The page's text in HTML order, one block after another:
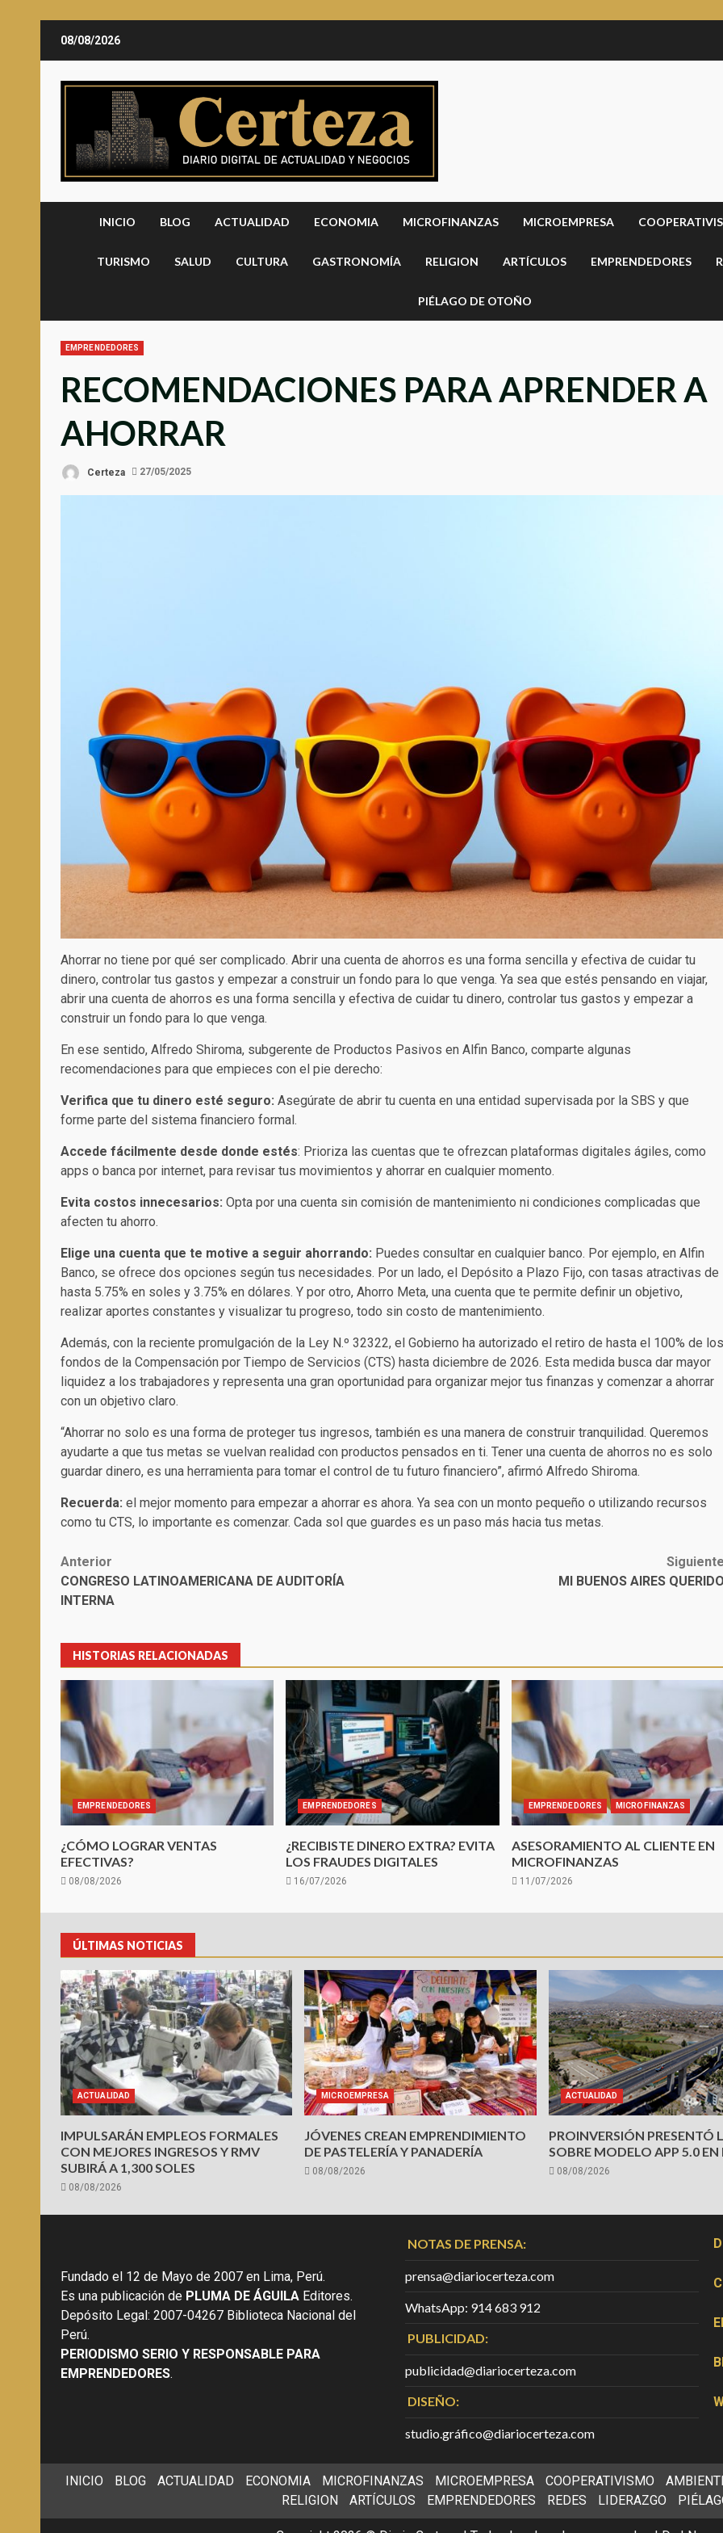
08/08/2026
INICIO BLOG ACTUALIDAD ECONOMIA MICROFINANZAS MICROEMPRESA
TURISMO SALUD CULTURA GASTRONOMÍA RELIGION ARTÍCULOS EMPRENDEDORES
PIÉLAGO DE OTOÑO
EMPRENDEDORES
RECOMENDACIONES PARA APRENDER A
AHORRAR
Certeza 27/05/2025
Ahorrar no tiene por qué ser complicado. Abrir una cuenta de ahorros es una forma sencilla y efectiva de cuidar tu
dinero, controlar tus gastos y empezar a construir un fondo para lo que venga. Ya sea que estés pensando en viajar,
abrir una cuenta de ahorros es una forma sencilla y efectiva de cuidar tu dinero, controlar tus gastos y empezar a
construir un fondo para lo que venga.
En ese sentido, Alfredo Shiroma, subgerente de Productos Pasivos en Alfin Banco, comparte algunas
recomendaciones para que empieces con el pie derecho:
Verifica que tu dinero esté seguro: Asegúrate de abrir tu cuenta en una entidad supervisada por la SBS y que
forme parte del sistema financiero formal.
Accede fácilmente desde donde estés: Prioriza las cuentas que te ofrezcan plataformas digitales ágiles, como
apps o banca por internet, para revisar tus movimientos y ahorrar en cualquier momento.
Evita costos innecesarios: Opta por una cuenta sin comisión de mantenimiento ni condiciones complicadas que
afecten tu ahorro.
Elige una cuenta que te motive a seguir ahorrando: Puedes consultar en cualquier banco. Por ejemplo, en Alfin
Banco, se ofrece dos opciones según tus necesidades. Por un lado, el Depósito a Plazo Fijo, con tasas atractivas de
hasta 5.75% en soles y 3.75% en dólares. Y por otro, Ahorro Meta, una cuenta que te permite definir un objetivo,
realizar aportes constantes y visualizar tu progreso, todo sin costo de mantenimiento.
Además, con la reciente promulgación de la Ley N.º 32322, el Gobierno ha autorizado el retiro de hasta el 100% de los
fondos de la Compensación por Tiempo de Servicios (CTS) hasta diciembre de 2026. Esta medida busca dar mayor
liquidez a los trabajadores y representa una gran oportunidad para organizar mejor tus finanzas y comenzar a ahorrar
con un objetivo claro.
“Ahorrar no solo es una forma de proteger tus ingresos, también es una manera de construir tranquilidad. Queremos
ayudarte a que tus metas se vuelvan realidad con productos pensados en ti. Tener una cuenta de ahorros no es solo
guardar dinero, es una herramienta para tomar el control de tu futuro financiero”, afirmó Alfredo Shiroma.
Recuerda: el mejor momento para empezar a ahorrar es ahora. Ya sea con un monto pequeño o utilizando recursos
como tu CTS, lo importante es comenzar. Cada sol que guardes es un paso más hacia tus metas.
Post
navigation
Anterior
CONGRESO LATINOAMERICANA DE AUDITORÍA
INTERNA
MI BUENOS AIRES
HISTORIAS RELACIONADAS
EMPRENDEDORES
¿CÓMO LOGRAR VENTAS
EFECTIVAS?
08/08/2026
EMPRENDEDORES
¿RECIBISTE DINERO EXTRA? EVITA
LOS FRAUDES DIGITALES
16/07/2026
EMPRENDEDORES MICROFINANZAS
ASESORAMIENTO AL CLIENTE EN
MICROFINANZAS
11/07/2026
ÚLTIMAS NOTICIAS
ACTUALIDAD
IMPULSARÁN EMPLEOS FORMALES
CON MEJORES INGRESOS Y RMV
SUBIRÁ A 1,300 SOLES
08/08/2026
MICROEMPRESA
JÓVENES CREAN EMPRENDIMIENTO
DE PASTELERÍA Y PANADERÍA
08/08/2026
ACTUALIDAD
PROINVERSIÓN PRESENTÓ
SOBRE MODELO APP 5.0 EN
08/08/2026
Fundado el 12 de Mayo de 2007 en Lima, Perú.
Es una publicación de PLUMA DE ÁGUILA Editores.
Depósito Legal: 2007-04267 Biblioteca Nacional del
Perú.
PERIODISMO SERIO Y RESPONSABLE PARA
EMPRENDEDORES.
NOTAS DE PRENSA:
prensa@diariocerteza.com
WhatsApp: 914 683 912
PUBLICIDAD:
publicidad@diariocerteza.com
DISEÑO:
studio.gráfico@diariocerteza.com
INICIO BLOG ACTUALIDAD ECONOMIA MICROFINANZAS MICROEMPRESA COOPERATIVISMO
RELIGION
ARTÍCULOS EMPRENDEDORES REDES LIDERAZGO